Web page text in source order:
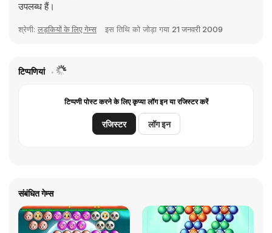
उपलब्ध हैं।
श्रेणी: लड़कियों के लिए गेम्स इस तिथि को जोड़ा गया 21 जनवरी 2009
टिप्पणियां
टिप्पणी पोस्ट करने के लिए कृप्या लॉग इन या रजिस्टर करें
रजिस्टर लॉग इन
संबंधित गेम्स